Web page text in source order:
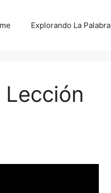
Explorando La Palabra